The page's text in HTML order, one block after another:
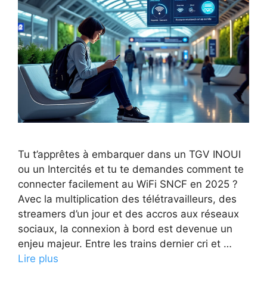
Tu t’apprêtes à embarquer dans un TGV INOUI
ou un Intercités et tu te demandes comment te
connecter facilement au WiFi SNCF en 2025 ?
Avec la multiplication des télétravailleurs, des
streamers d’un jour et des accros aux réseaux
sociaux, la connexion à bord est devenue un
enjeu majeur. Entre les trains dernier cri et …
Lire plus